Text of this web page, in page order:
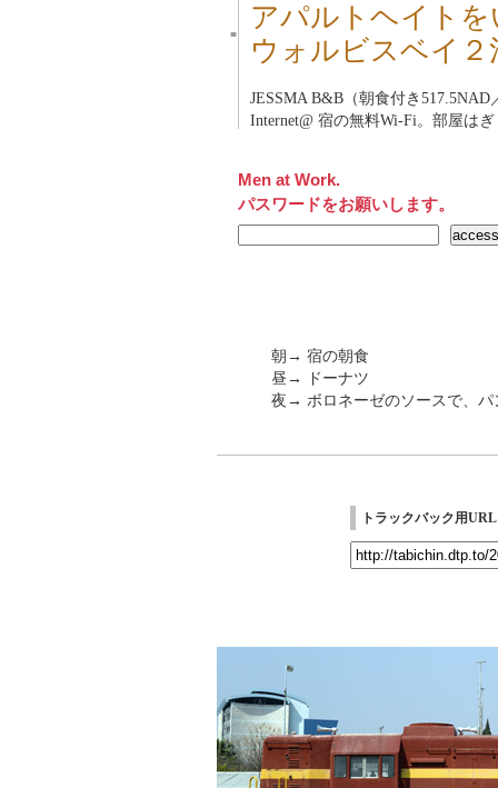
■
アパルトヘイト
ウォルビスベイ
JESSMA B&B（朝食付き517.5NAD
Internet@ 宿の無料Wi-Fi。部屋は
Men at Work.
パスワードをお願いします。
朝→ 宿の朝食
昼→ ドーナツ
夜→ ボロネーゼのソースで、パ
トラックバック用URL